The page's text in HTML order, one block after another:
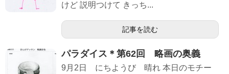
けど 説明つけて きっち...
記事を読む
パラダイス＊第62回 略画の奥義
9月2日 にちようび 晴れ 本日のモチー